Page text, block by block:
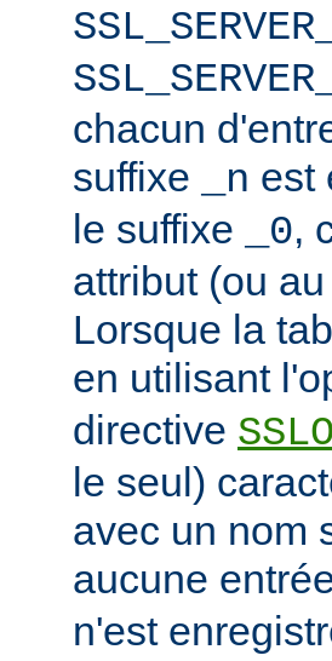
chacun
suffixe
_n est
le suffixe
_0,
attribut (ou
Lorsque la
en utilisant
directive
le seul)
avec un nom
aucune
n'est